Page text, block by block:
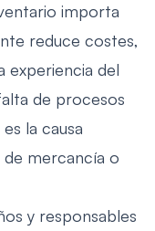
importa
reduce costes,
experiencia del
de procesos
la causa
mercancía o
y responsables